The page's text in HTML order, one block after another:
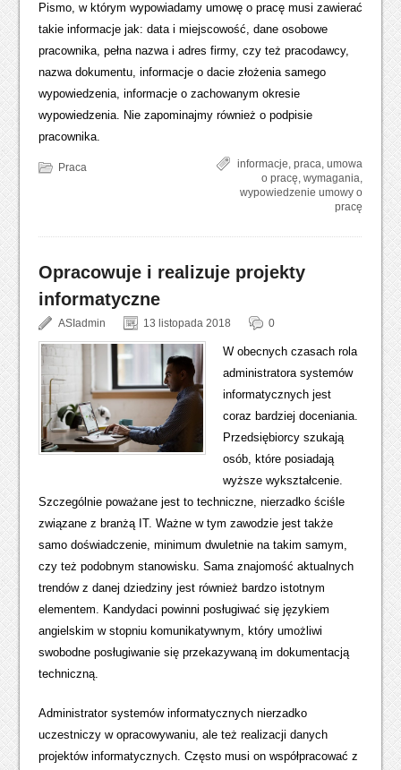
Pismo, w którym wypowiadamy umowę o pracę musi zawierać
takie informacje jak: data i miejscowość, dane osobowe
pracownika, pełna nazwa i adres firmy, czy też pracodawcy,
nazwa dokumentu, informacje o dacie złożenia samego
wypowiedzenia, informacje o zachowanym okresie
wypowiedzenia. Nie zapominajmy również o podpisie
pracownika.
Praca informacje,praca,umowa
o pracę,wymagania,
wypowiedzenie umowy o
pracę
Opracowuje i realizuje projekty
informatyczne
ASIadmin 13 listopada 2018 0
W obecnych czasach rola
administratora systemów
informatycznych jest
coraz bardziej doceniania.
Przedsiębiorcy szukają
osób, które posiadają
wyższe wykształcenie.
Szczególnie poważane jest to techniczne, nierzadko ściśle
związane z branżą IT. Ważne w tym zawodzie jest także
samo doświadczenie, minimum dwuletnie na takim samym,
czy też podobnym stanowisku. Sama znajomość aktualnych
trendów z danej dziedziny jest również bardzo istotnym
elementem. Kandydaci powinni posługiwać się językiem
angielskim w stopniu komunikatywnym, który umożliwi
swobodne posługiwanie się przekazywaną im dokumentacją
techniczną.
Administrator systemów informatycznych nierzadko
uczestniczy w opracowywaniu, ale też realizacji danych
projektów informatycznych. Często musi on współpracować z